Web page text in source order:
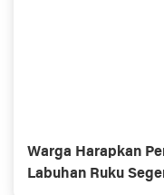
Warga Harapkan
Labuhan Ruku